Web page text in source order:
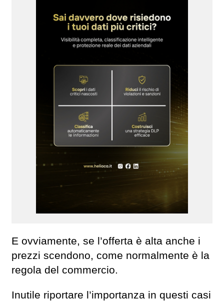
E ovviamente, se l’offerta è alta anche i
prezzi scendono, come normalmente è la
regola del commercio.
Inutile riportare l’importanza in questi casi